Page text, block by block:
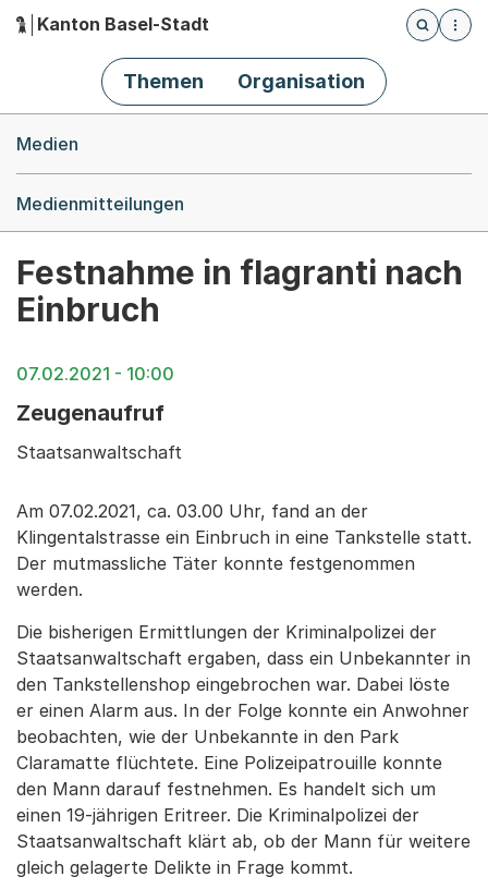
Hauptnavigation
Kanton Basel-Stadt
Öffnet
Themen Organisation
Medien
Medienmitteilungen
Festnahme in flagranti nach
Einbruch
07.02.2021 - 10:00
Zeugenaufruf
Staatsanwaltschaft
Am 07.02.2021, ca. 03.00 Uhr, fand an der
Klingentalstrasse ein Einbruch in eine Tankstelle statt.
Der mutmassliche Täter konnte festgenommen
werden.
Die bisherigen Ermittlungen der Kriminalpolizei der
Staatsanwaltschaft ergaben, dass ein Unbekannter in
den Tankstellenshop eingebrochen war. Dabei löste
er einen Alarm aus. In der Folge konnte ein Anwohner
beobachten, wie der Unbekannte in den Park
Claramatte flüchtete. Eine Polizeipatrouille konnte
den Mann darauf festnehmen. Es handelt sich um
einen 19-jährigen Eritreer. Die Kriminalpolizei der
Staatsanwaltschaft klärt ab, ob der Mann für weitere
gleich gelagerte Delikte in Frage kommt.